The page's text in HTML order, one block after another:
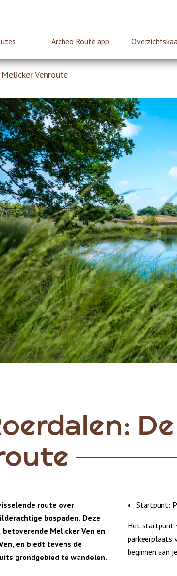
Archeo Route app
Venroute
route over
bospaden. Deze
Melicker Ven en
en biedt tevens de
grondgebied te wandelen.
Startpunt:
Het startpunt
parkeerplaats
beginnen aan